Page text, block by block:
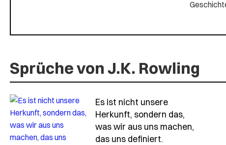
Sprüche von J.K. Rowling
Es ist nicht unsere
Herkunft, sondern das,
was wir aus uns machen,
das uns definiert. - Spruch es-